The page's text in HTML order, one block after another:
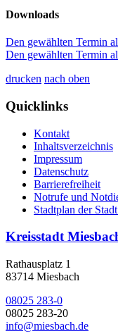
Downloads
Den gewählten Termin
Den gewählten Termin
drucken nach oben
Quicklinks
Kontakt
Inhaltsverzeichnis
Impressum
Datenschutz
Barrierefreiheit
Notrufe und
Stadtplan der
Kreisstadt
Rathausplatz 1
83714 Miesbach
08025 283-0
08025 283-20
info@miesbach.de